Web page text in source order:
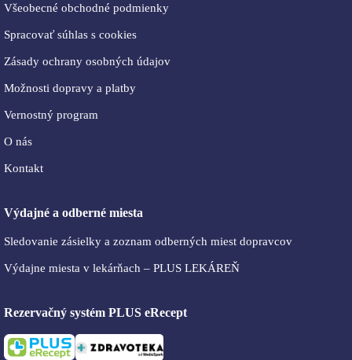
Všeobecné obchodné podmienky
Spracovať súhlas s cookies
Zásady ochrany osobných údajov
Možnosti dopravy a platby
Vernostný program
O nás
Kontakt
Výdajné a odberné miesta
Sledovanie zásielky a zoznam odberných miest dopravcov
Výdajne miesta v lekárňach – PLUS LEKÁREŇ
Rezervačný systém PLUS eRecept